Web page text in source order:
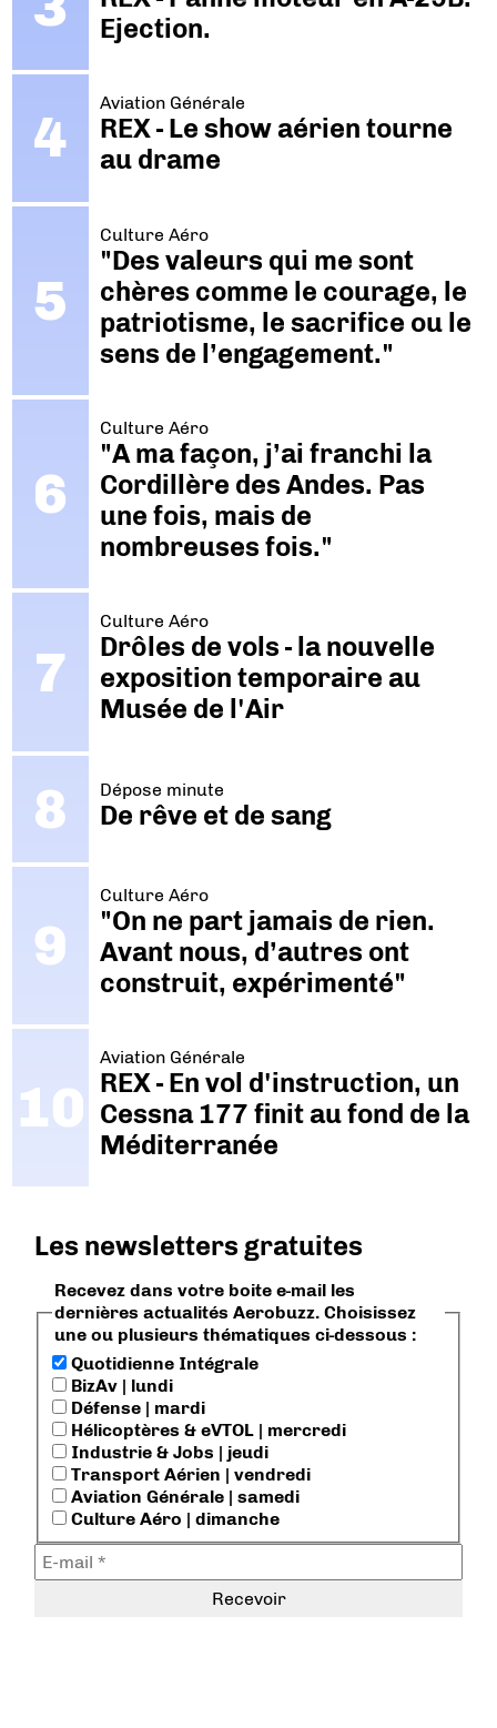
Ejection.
Aviation Générale
REX - Le show aérien tourne
au drame
Culture Aéro
"Des valeurs qui me sont
chères comme le courage, le
patriotisme, le sacrifice ou le
sens de l’engagement."
Culture Aéro
"A ma façon, j’ai franchi la
Cordillère des Andes. Pas
une fois, mais de
nombreuses fois."
Culture Aéro
Drôles de vols - la nouvelle
exposition temporaire au
Musée de l'Air
Dépose minute
De rêve et de sang
Culture Aéro
"On ne part jamais de rien.
Avant nous, d’autres ont
construit, expérimenté"
Aviation Générale
REX - En vol d'instruction, un
Cessna 177 finit au fond de la
Méditerranée
Les newsletters gratuites
Recevez dans votre boite e-mail les
dernières actualités Aerobuzz. Choisissez
une ou plusieurs thématiques ci-dessous :
Quotidienne Intégrale
BizAv | lundi
Défense | mardi
Hélicoptères & eVTOL | mercredi
Industrie & Jobs | jeudi
Transport Aérien | vendredi
Aviation Générale | samedi
Culture Aéro | dimanche